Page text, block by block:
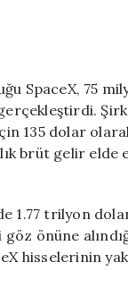
SpaceX, 75
135 dolar
brüt gelir elde
1.77 trilyon
önüne
hisselerinin